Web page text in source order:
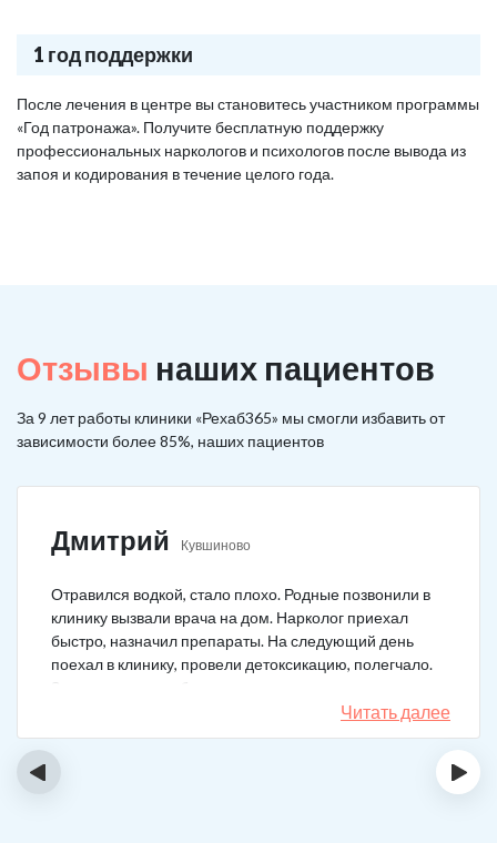
1 год поддержки
После лечения в центре вы становитесь участником программы
«Год патронажа». Получите бесплатную поддержку
профессиональных наркологов и психологов после вывода из
запоя и кодирования в течение целого года.
Отзывы наших пациентов
За 9 лет работы клиники «Рехаб365» мы смогли избавить от
зависимости более 85%, наших пациентов
Дмитрий Кувшиново
Отравился водкой, стало плохо. Родные позвонили в
клинику вызвали врача на дом. Нарколог приехал
быстро, назначил препараты. На следующий день
поехал в клинику, провели детоксикацию, полегчало.
Записался на реабилитацию, прошел и теперь думаю,
что в рот водку больше не возьму. Так намучался и
испугался.
Читать далее
‹ ›